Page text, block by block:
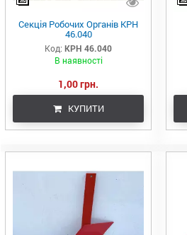
Секція Робочих Органів КРН
46.040
Код: КРН 46.040
В наявності
1,00 грн.
КУПИТИ